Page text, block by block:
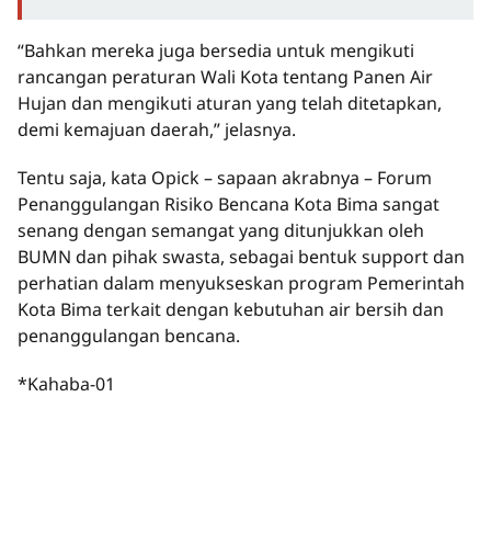
“Bahkan mereka juga bersedia untuk mengikuti
rancangan peraturan Wali Kota tentang Panen Air
Hujan dan mengikuti aturan yang telah ditetapkan,
demi kemajuan daerah,” jelasnya.
Tentu saja, kata Opick – sapaan akrabnya – Forum
Penanggulangan Risiko Bencana Kota Bima sangat
senang dengan semangat yang ditunjukkan oleh
BUMN dan pihak swasta, sebagai bentuk support dan
perhatian dalam menyukseskan program Pemerintah
Kota Bima terkait dengan kebutuhan air bersih dan
penanggulangan bencana.
*Kahaba-01